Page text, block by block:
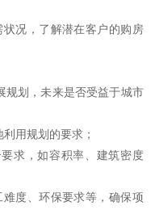
况，了解潜在客户的购房
规划，未来是否受益于城市
用规划的要求；
求，如容积率、建筑密度
度、环保要求等，确保项